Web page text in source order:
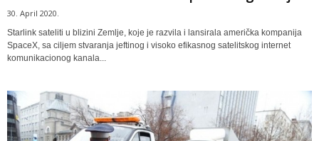
30. April 2020.
Starlink sateliti u blizini Zemlje, koje je razvila i lansirala američka kompanija
SpaceX, sa ciljem stvaranja jeftinog i visoko efikasnog satelitskog internet
komunikacionog kanala...